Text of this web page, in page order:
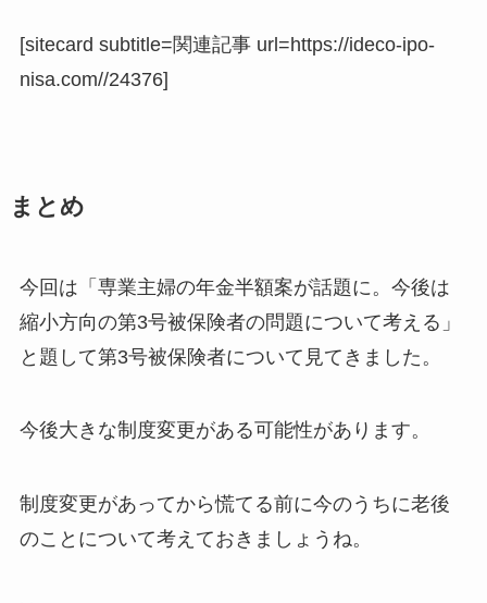
[sitecard subtitle=関連記事 url=https://ideco-ipo-
nisa.com//24376]
まとめ
今回は「専業主婦の年金半額案が話題に。今後は
縮小方向の第3号被保険者の問題について考える」
と題して第3号被保険者について見てきました。
今後大きな制度変更がある可能性があります。
制度変更があってから慌てる前に今のうちに老後
のことについて考えておきましょうね。